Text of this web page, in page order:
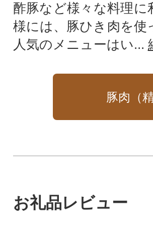
酢豚など様々な料理
様には、豚ひき肉を
人気のメニューはい...
豚肉（
お礼品レビュー